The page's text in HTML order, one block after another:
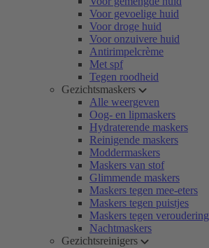
Voor gevoelige huid
Voor droge huid
Voor onzuivere huid
Antirimpelcrème
Met spf
Tegen roodheid
Gezichtsmaskers
Alle weergeven
Oog- en lipmaskers
Hydraterende maskers
Reinigende maskers
Moddermaskers
Maskers van stof
Glimmende maskers
Maskers tegen mee-eters
Maskers tegen puistjes
Maskers tegen veroudering
Nachtmaskers
Gezichtsreinigers